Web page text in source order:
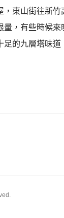
東山街往新
量，有些時候
足的九層塔味